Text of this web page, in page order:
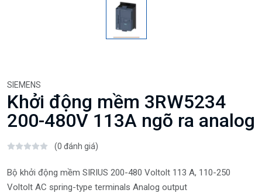
SIEMENS
Khởi động mềm 3RW5234
200-480V 113A ngõ ra analog
(0 đánh giá)
Bộ khởi động mềm SIRIUS 200-480 Voltolt 113 A, 110-250
Voltolt AC spring-type terminals Analog output